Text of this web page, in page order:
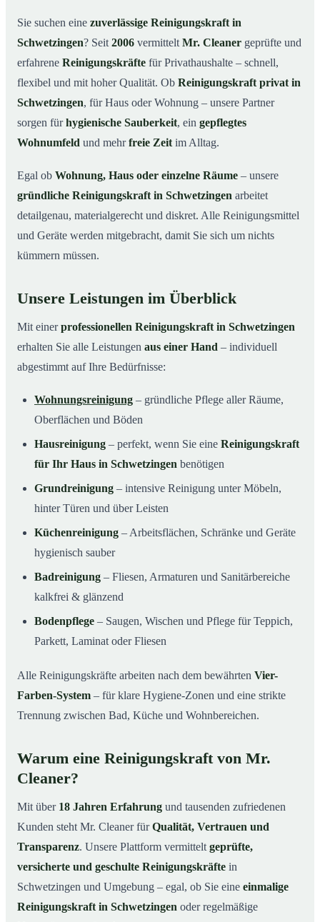
04So läuft die Buchung einer Reinigungskraft ab
Typische Anlässe für eine Reinigungskraft
07Jetzt Reinigungskraft buchen
08So einfach buchen Sie eine Reinigungskraft in
Sie suchen eine zuverlässige Reinigungskraft in
Schwetzingen? Seit 2006 vermittelt Mr. Cleaner geprüfte und
erfahrene Reinigungskräfte für Privathaushalte – schnell,
flexibel und mit hoher Qualität. Ob Reinigungskraft privat in
Schwetzingen, für Haus oder Wohnung – unsere Partner
sorgen fürhygienische Sauberkeit, ein gepflegtes
Wohnumfeld und mehrfreie Zeit im Alltag.
Egal ob Wohnung, Haus oder einzelne Räume – unsere
gründliche Reinigungskraft in Schwetzingen arbeitet
detailgenau, materialgerecht und diskret. Alle Reinigungsmittel
und Geräte werden mitgebracht, damit Sie sich um nichts
kümmern müssen.
Unsere Leistungen im Überblick
Mit einerprofessionellen Reinigungskraft in Schwetzingen
erhalten Sie alle Leistungen aus einer Hand – individuell
abgestimmt auf Ihre Bedürfnisse:
Wohnungsreinigung – gründliche Pflege aller Räume,
Oberflächen und Böden
Hausreinigung – perfekt, wenn Sie eine Reinigungskraft
für Ihr Haus in Schwetzingen benötigen
Grundreinigung – intensive Reinigung unter Möbeln,
hinter Türen und über Leisten
Küchenreinigung – Arbeitsflächen, Schränke und Geräte
hygienisch sauber
Badreinigung – Fliesen, Armaturen und Sanitärbereiche
kalkfrei & glänzend
Bodenpflege – Saugen, Wischen und Pflege für Teppich,
Parkett, Laminat oder Fliesen
Alle Reinigungskräfte arbeiten nach dem bewährten Vier-
Farben-System – für klare Hygiene-Zonen und eine strikte
Trennung zwischen Bad, Küche und Wohnbereichen.
Warum eine Reinigungskraft von Mr.
Cleaner?
Mit über 18 Jahren Erfahrung und tausenden zufriedenen
Kunden steht Mr. Cleaner fürQualität, Vertrauen und
Transparenz. Unsere Plattform vermittelt geprüfte,
versicherte und geschulte Reinigungskräfte in
Schwetzingen und Umgebung – egal, ob Sie eine einmalige
Reinigungskraft in Schwetzingen oder regelmäßige